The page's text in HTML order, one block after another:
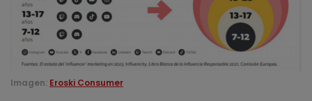
Imagen: Eroski Consumer